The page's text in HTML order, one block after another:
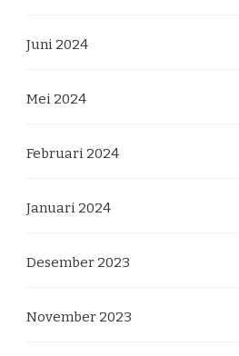
Juni 2024
Mei 2024
Februari 2024
Januari 2024
Desember 2023
November 2023